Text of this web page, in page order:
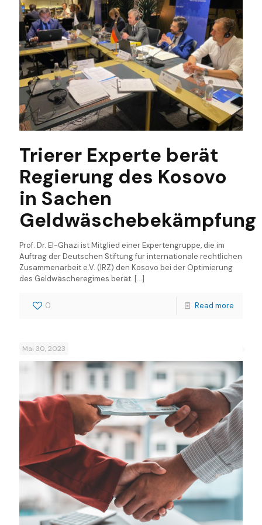
Trierer Experte berät
Regierung des Kosovo
in Sachen
Geldwäschebekämpfung
Prof. Dr. El-Ghazi ist Mitglied einer Expertengruppe, die im
Auftrag der Deutschen Stiftung für internationale rechtlichen
Zusammenarbeit e.V. (IRZ) den Kosovo bei der Optimierung
des Geldwäscheregimes berät. […]
0 Read more
Mai 30, 2023